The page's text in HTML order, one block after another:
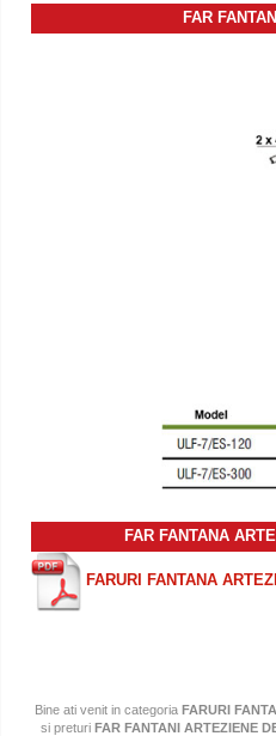
FAR
FAR FANTANA
FARURI FANTANA
Bine ati venit in categoria FARURI
si preturiFAR FANTANI ARTEZIENE